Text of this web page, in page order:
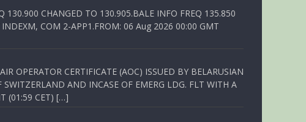
CHANGED TO 130.905.BALE INFO FREQ 135.850
COM 2-APP1.FROM: 06 Aug 2026 00:00 GMT
OPERATOR CERTIFICATE (AOC) ISSUED BY BELARUSIAN
AND INCASE OF EMERG LDG. FLT WITH A
(01:59 CET) […]